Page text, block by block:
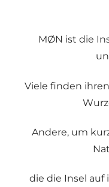
MØN ist die
Viele finden
Andere, um
die die Insel auf